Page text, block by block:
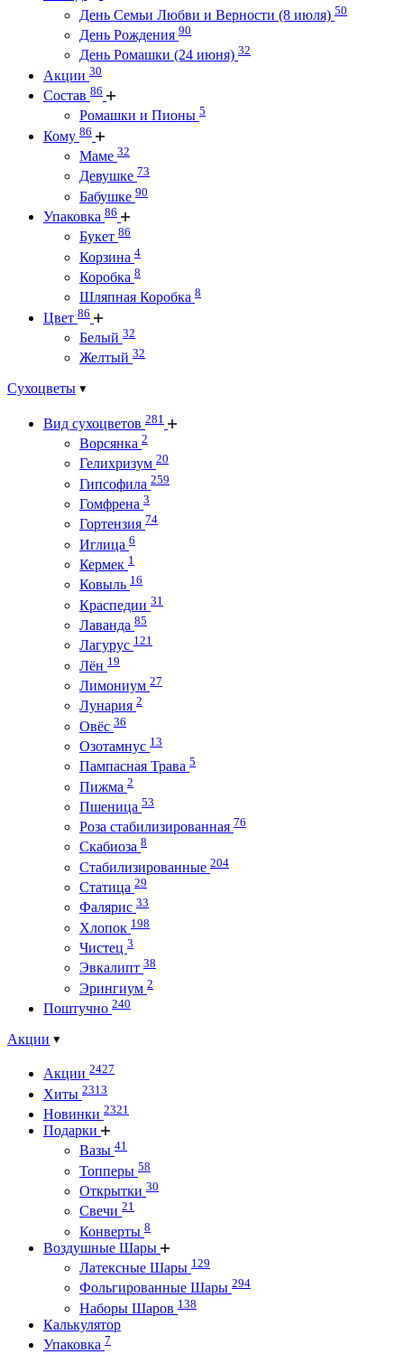
День Семьи Любви и Верности (8 июля) 50
День Рождения 90
День Ромашки (24 июня) 32
Акции 30
Состав 86
Ромашки и Пионы 5
Кому 86
Маме 32
Девушке 73
Бабушке 90
Упаковка 86
Букет 86
Корзина 4
Коробка 8
Шляпная Коробка 8
Цвет 86
Белый 32
Желтый 32
Сухоцветы
Вид сухоцветов 281
Ворсянка 2
Гелихризум 20
Гипсофила 259
Гомфрена 3
Гортензия 74
Иглица 6
Кермек 1
Ковыль 16
Краспедии 31
Лаванда 85
Лагурус 121
Лён 19
Лимониум 27
Лунария 2
Овёс 36
Озотамнус 13
Пампасная Трава 5
Пижма 2
Пшеница 53
Роза стабилизированная 76
Скабиоза 8
Стабилизированные 204
Статица 29
Фалярис 33
Хлопок 198
Чистец 3
Эвкалипт 38
Эрингиум 2
Поштучно 240
Акции
Акции 2427
Хиты 2313
Новинки 2321
Подарки
Вазы 41
Топперы 58
Открытки 30
Свечи 21
Конверты 8
Воздушные Шары
Латексные Шары 129
Фольгированные Шары 294
Наборы Шаров 138
Калькулятор
Упаковка 7